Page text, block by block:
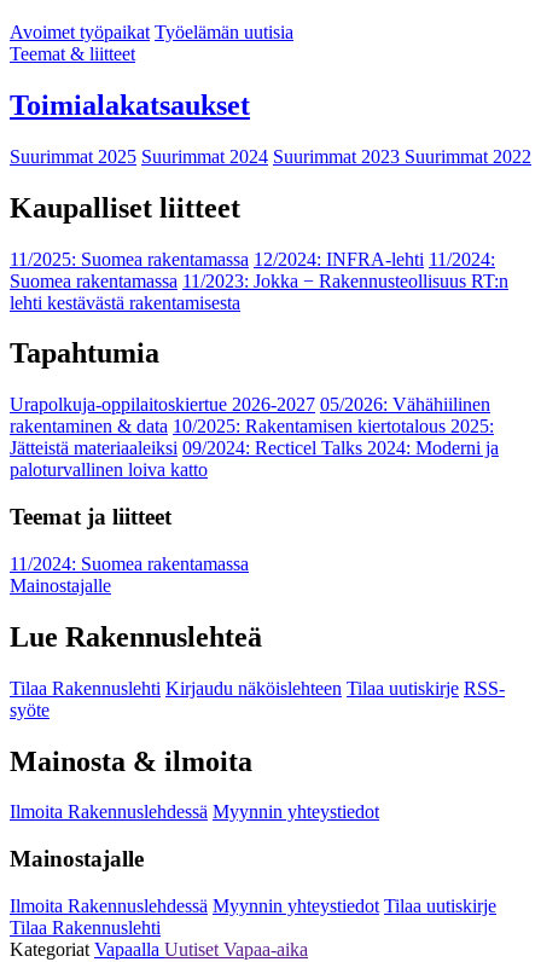
Avoimet työpaikat Työelämän uutisia
Teemat & liitteet
Toimialakatsaukset
Suurimmat 2025 Suurimmat 2024 Suurimmat 2023 Suurimmat 2022
Kaupalliset liitteet
11/2025: Suomea rakentamassa 12/2024: INFRA-lehti 11/2024:
Suomea rakentamassa 11/2023: Jokka − Rakennusteollisuus RT:n
lehti kestävästä rakentamisesta
Tapahtumia
Urapolkuja-oppilaitoskiertue 2026-2027 05/2026: Vähähiilinen
rakentaminen & data 10/2025: Rakentamisen kiertotalous 2025:
Jätteistä materiaaleiksi 09/2024: Recticel Talks 2024: Moderni ja
paloturvallinen loiva katto
Teemat ja liitteet
11/2024: Suomea rakentamassa
Mainostajalle
Lue Rakennuslehteä
Tilaa Rakennuslehti Kirjaudu näköislehteen Tilaa uutiskirje RSS-
syöte
Mainosta & ilmoita
Ilmoita Rakennuslehdessä Myynnin yhteystiedot
Mainostajalle
Ilmoita Rakennuslehdessä Myynnin yhteystiedot Tilaa uutiskirje
Tilaa Rakennuslehti
Kategoriat Vapaalla Uutiset Vapaa-aika